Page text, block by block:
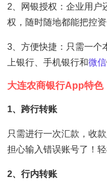
2、网银授权：企业用户
权，随时随地都能把控资
3、方便快捷：只需一个
上银行、手机银行和微信
大连农商银行App特色
1、跨行转账
只需进行一次汇款，收
担心输入错误账号了！轻
2、行内转账